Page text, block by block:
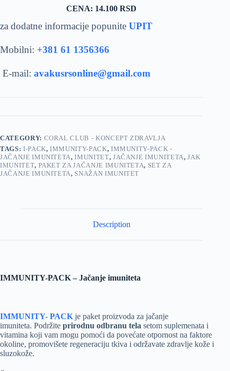
CENA: 14.100 RSD
za dodatne informacije popunite UPIT
Mobilni: +381 61 1356366
E-mail: avakusrsonline@gmail.com
CATEGORY: CORAL CLUB - KONCEPT ZDRAVLJA
TAGS: I-PACK,IMMUNITY-PACK, IMMUNITY-PACK -
JAČANJE IMUNITETA,IMUNITET, JAČANJE IMUNITETA,JAK
IMUNITET, PAKET ZA JAČANJE IMUNITETA, SET ZA
JAČANJE IMUNITETA, SNAŽAN IMUNITET
Description
IMMUNITY-PACK – Jačanje imuniteta
IMMUNITY- PACK je paket proizvoda za jačanje
imuniteta. Podržite prirodnu odbranu tela setom suplemenata i
vitamina koji vam mogu pomoći da povećate otpornost na faktore
okoline, promovišete regeneraciju tkiva i održavate zdravlje kože i
sluzokože.